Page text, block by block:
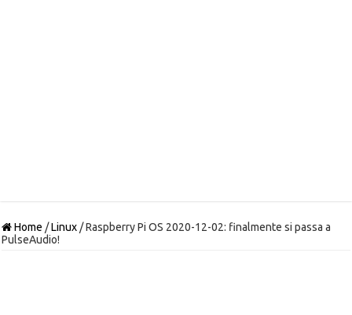
Home /Linux /Raspberry Pi OS 2020-12-02: finalmente si passa a
PulseAudio!